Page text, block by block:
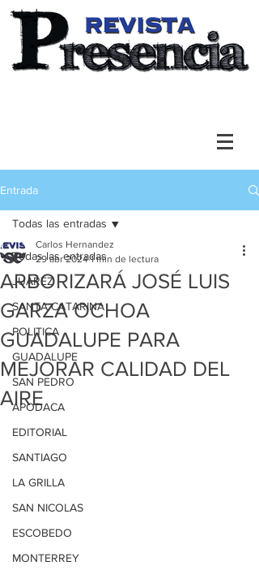
Entrada
Todas las entradas
JUAREZ
SANTA CATARINA
POLITICA
GUADALUPE
SAN PEDRO
APODACA
EDITORIAL
SANTIAGO
LA GRILLA
SAN NICOLAS
ESCOBEDO
MONTERREY
Todas las entradas
ARBORIZARÁ JOSÉ LUIS
GARZA OCHOA
GUADALUPE PARA
MEJORAR CALIDAD DEL
AIRE
Carlos Hernandez
29 abr 2024 1 min de lectura